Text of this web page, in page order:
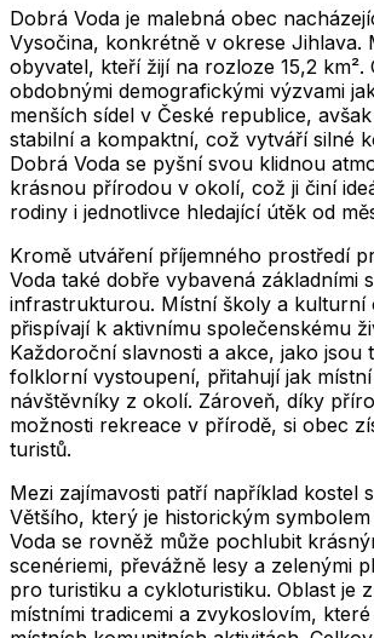
Dobrá Voda je malebná obec
Vysočina, konkrétně v okrese Jihlava.
obyvatel, kteří žijí na rozloze 15,2 km².
obdobnými demografickými výzvami
menších sídel v České republice,
stabilní a kompaktní, což vytváří silné
Dobrá Voda se pyšní svou klidnou
krásnou přírodou v okolí, což ji činí
rodiny i jednotlivce hledající útěk od
Kromě utváření příjemného prostředí
Voda také dobře vybavená základními
infrastrukturou. Místní školy a kulturní
přispívají k aktivnímu společenskému
Každoroční slavnosti a akce, jako jsou
folklorní vystoupení, přitahují jak
návštěvníky z okolí. Zároveň, díky
možnosti rekreace v přírodě, si obec
turistů.
Mezi zajímavosti patří například kostel
Většího, který je historickým
Voda se rovněž může pochlubit
scenériemi, převážně lesy a zelenými
pro turistiku a cykloturistiku. Oblast je
místními tradicemi a zvykoslovím,